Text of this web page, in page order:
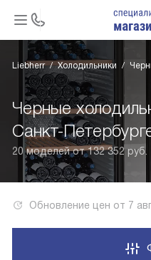
Liebherr Холодильники
Черные
Санкт-
20 моделей от 132 352 руб.
Обновление цен от 7